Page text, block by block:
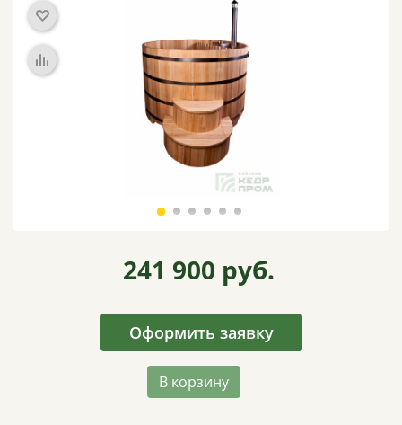
ВИДЕО
ОТЗЫВЫ
241 900 руб.
Оформить заявку
В корзину